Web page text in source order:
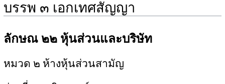
บรรพ ๓ เอกเทศสัญญา
ลักษณ ๒๒ หุ้นส่วนและบริษัท
หมวด ๒ ห้างหุ้นส่วนสามัญ